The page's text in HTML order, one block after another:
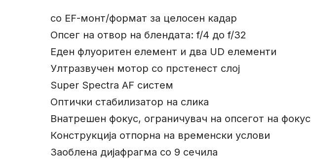
со EF-монт/формат за целосен кадар
Опсег на отвор на блендата: f/4 до f/32
Еден флуоритен елемент и два UD елементи
Ултразвучен мотор со прстенест слој
Super Spectra AF систем
Оптички стабилизатор на слика
Внатрешен фокус, ограничувач на опсегот на фокус
Конструкција отпорна на временски услови
Заоблена дијафрагма со 9 сечила